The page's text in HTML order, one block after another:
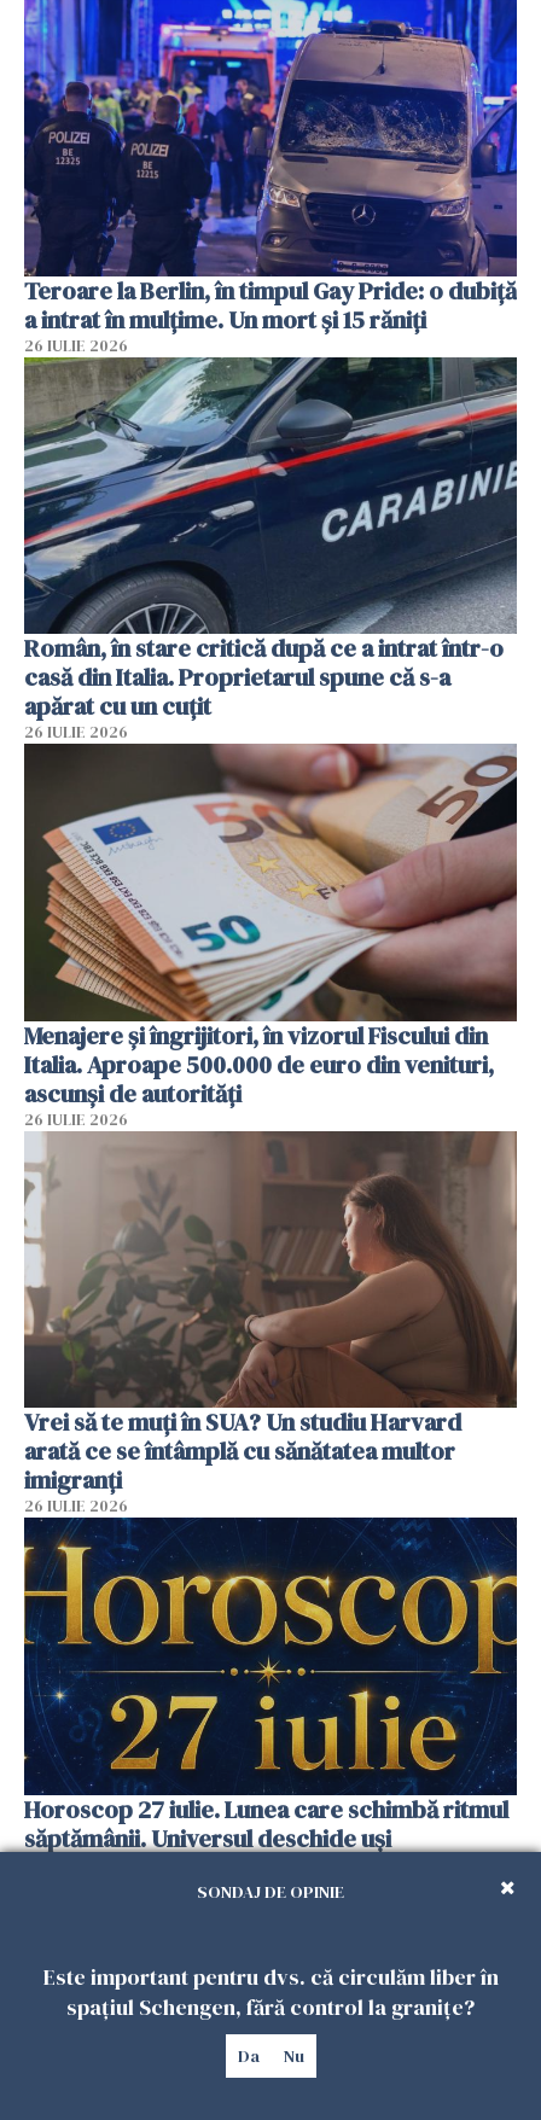
Teroare la Berlin, în timpul Gay Pride: o dubiță
a intrat în mulțime. Un mort și 15 răniți
26 IULIE 2026
Român, în stare critică după ce a intrat într-o
casă din Italia. Proprietarul spune că s-a
apărat cu un cuțit
26 IULIE 2026
Menajere și îngrijitori, în vizorul Fiscului din
Italia. Aproape 500.000 de euro din venituri,
ascunși de autorități
26 IULIE 2026
Vrei să te muți în SUA? Un studiu Harvard
arată ce se întâmplă cu sănătatea multor
imigranți
26 IULIE 2026
Horoscop 27 iulie. Lunea care schimbă ritmul
săptămânii. Universul deschide uși
SONDAJ DE OPINIE
Este important pentru dvs. că circulăm liber în
spațiul Schengen, fără control la granițe?
Da Nu